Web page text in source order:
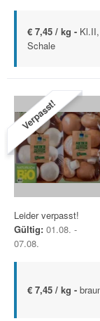
€ 7,45 / kg -
Schale
Verpasst!
Leider verpasst!
Gültig: 01.08. -
07.08.
€ 7,45 / kg -